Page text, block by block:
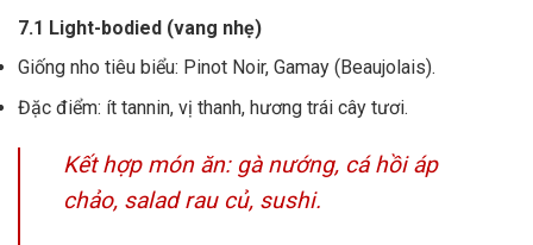
7.1 Light-bodied (vang nhẹ)
Giống nho tiêu biểu: Pinot Noir, Gamay (Beaujolais).
Đặc điểm: ít tannin, vị thanh, hương trái cây tươi.
Kết hợp món ăn: gà nướng, cá hồi áp
chảo, salad rau củ, sushi.